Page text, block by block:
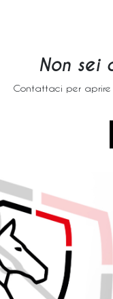
Non sei
Contattaci per